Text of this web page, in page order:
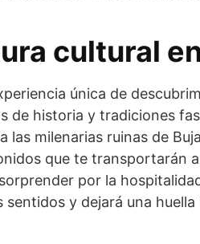
cultural
única de
de historia y tradiciones
las milenarias ruinas de
que te transportarán
por la
y dejará una